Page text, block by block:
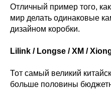
Отличный пример того,
мир делать одинаковые
дизайном коробки.
Lilink / Longse / XM /
Тот самый великий
больше половины